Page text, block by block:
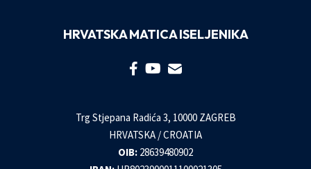
HRVATSKA MATICA ISELJENIKA
Trg Stjepana Radića 3, 10000 ZAGREB
HRVATSKA / CROATIA
OIB: 28639480902